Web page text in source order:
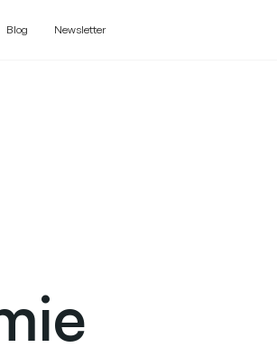
Blog Newsletter